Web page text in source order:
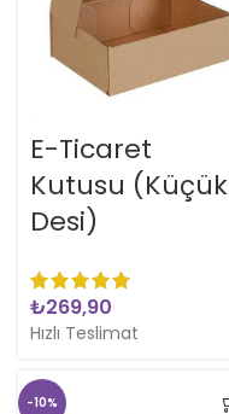
E-Ticaret
Kutusu (Küçük
Desi)
₺
Hızlı Teslimat
-10%